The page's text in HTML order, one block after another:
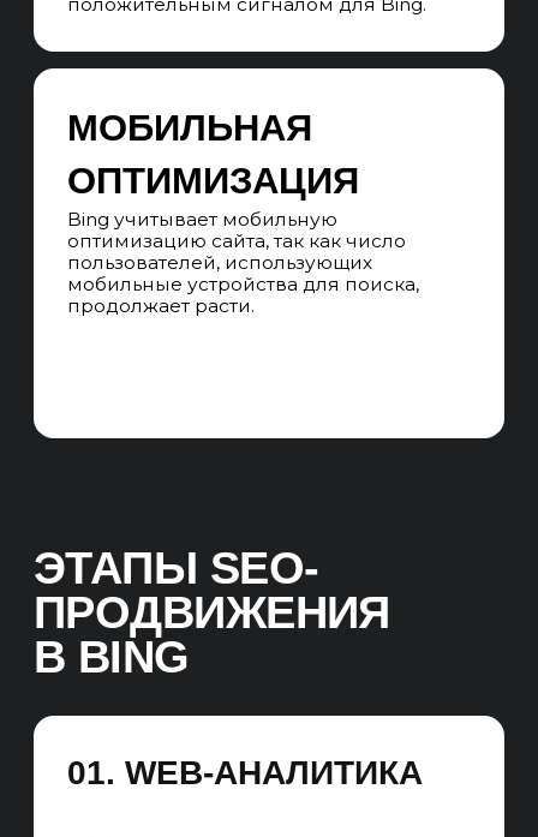
UNIT-ЭКОНОМИКА
Результат:
аудитории и конкурентов. Оценили
целевую аудиторию и выявили
основные сегменты посетителей сайта.
Фиксируем стартовые показатели
и позиции сайта в Bing, разрабатываем
план на будущее: Устанавливаем
правила подсчёта KPI, детально
планируем продвижение, определяем
ключевые задачи на внедрение.